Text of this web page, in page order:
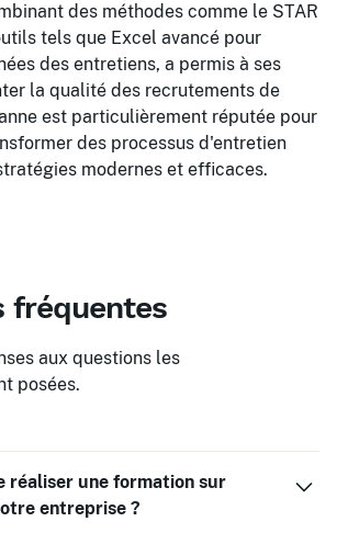
des méthodes comme le STAR
tels que Excel avancé pour
des entretiens, a permis à ses
la qualité des recrutements de
est particulièrement réputée pour
des processus d'entretien
modernes et efficaces.
fréquentes
aux questions les
posées.
réaliser une formation sur
entreprise ?